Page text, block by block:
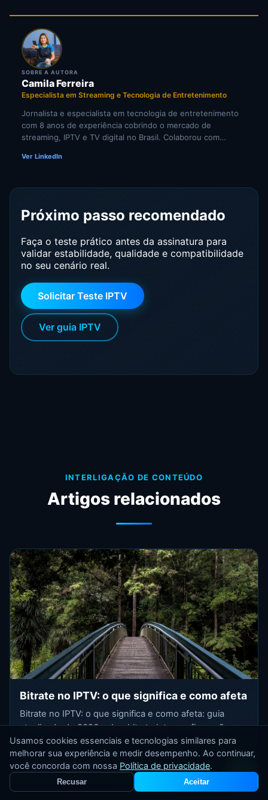
SOBRE A AUTORA
Camila Ferreira
Especialista em Streaming e Tecnologia de Entretenimento
Jornalista e especialista em tecnologia de entretenimento
com 8 anos de experiência cobrindo o mercado de
streaming, IPTV e TV digital no Brasil. Colaborou com
especializados em cultura digital. Pesquisadora
comportamento do consumidor de mídia digital.
Ver LinkedIn
Próximo passo recomendado
Faça o teste prático antes da assinatura para
validar estabilidade, qualidade e compatibilidade
no seu cenário real.
Solicitar Teste IPTV
Ver guia IPTV
INTERLIGAÇÃO DE CONTEÚDO
Artigos relacionados
Bitrate no IPTV: o que significa e como afeta
Bitrate no IPTV: o que significa e como afeta: guia
atualizado de 2026 sobre bitrate iptv, configuração
real, estabilidade, requisitos e dicas práticas ...
Ler artigo completo
Usamos cookies essenciais e tecnologias similares para
melhorar sua experiência e medir desempenho. Ao continuar,
você concorda com nossa Política de privacidade.
Recusar Aceitar